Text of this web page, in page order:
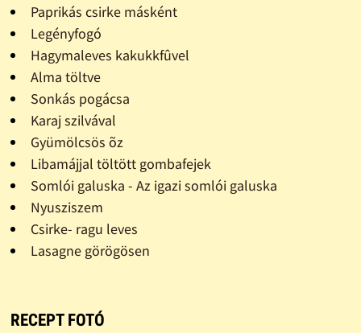
Paprikás csirke másként
Legényfogó
Hagymaleves kakukkfûvel
Alma töltve
Sonkás pogácsa
Karaj szilvával
Gyümölcsös õz
Libamájjal töltött gombafejek
Somlói galuska - Az igazi somlói galuska
Nyusziszem
Csirke- ragu leves
Lasagne görögösen
RECEPT FOTÓ